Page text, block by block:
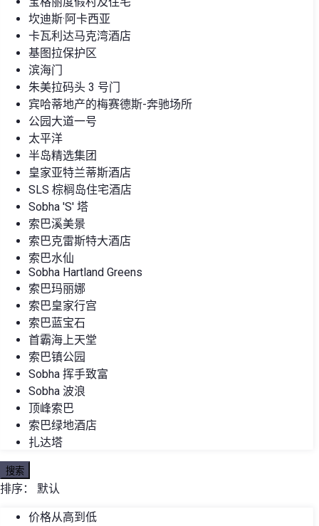
坎迪斯·阿卡西亚
卡瓦利达马克湾酒店
基图拉保护区
滨海门
朱美拉码头 3 号门
宾哈蒂地产的梅赛德斯-奔驰场所
公园大道一号
太平洋
半岛精选集团
皇家亚特兰蒂斯酒店
SLS 棕榈岛住宅酒店
Sobha 'S' 塔
索巴溪美景
索巴克雷斯特大酒店
索巴水仙
Sobha Hartland Greens
索巴玛丽娜
索巴皇家行宫
索巴蓝宝石
首霸海上天堂
索巴镇公园
Sobha 挥手致富
Sobha 波浪
顶峰索巴
索巴绿地酒店
扎达塔
搜索
排序： 默认
价格从高到低